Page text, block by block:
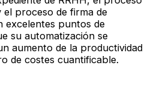
el proceso de firma de
excelentes puntos de
su automatización se
aumento de la productividad
de costes cuantificable.